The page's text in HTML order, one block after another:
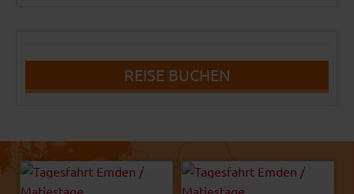
REISE BUCHEN
© Emden Marketing & Tourismus
GmbH
© Emden Marketing & Tourismus
GmbH